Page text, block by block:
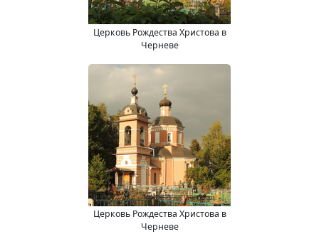
Церковь Рождества Христова в
Черневе
Церковь Рождества Христова в
Черневе